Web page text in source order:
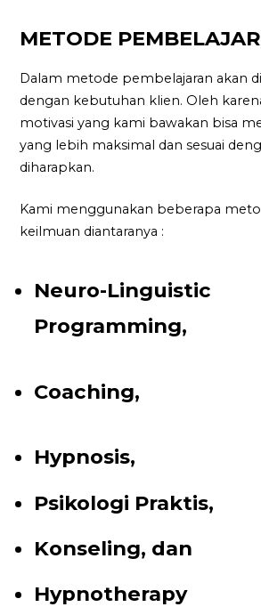
METODE
Dalam metode pembelajaran akan
dengan kebutuhan klien. Oleh
motivasi yang kami bawakan bisa
yang lebih maksimal dan sesuai
diharapkan.
Kami menggunakan beberapa
keilmuan diantaranya :
Neuro-Linguistic
Programming,
Coaching,
Hypnosis,
Psikologi Praktis,
Konseling, dan
Hypnotherapy